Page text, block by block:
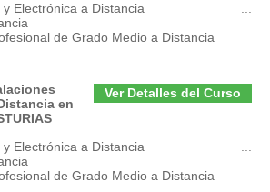
y Electrónica a Distancia
de Grado Medio a Distancia
Ver Detalles del Curso
en
y Electrónica a Distancia
de Grado Medio a Distancia